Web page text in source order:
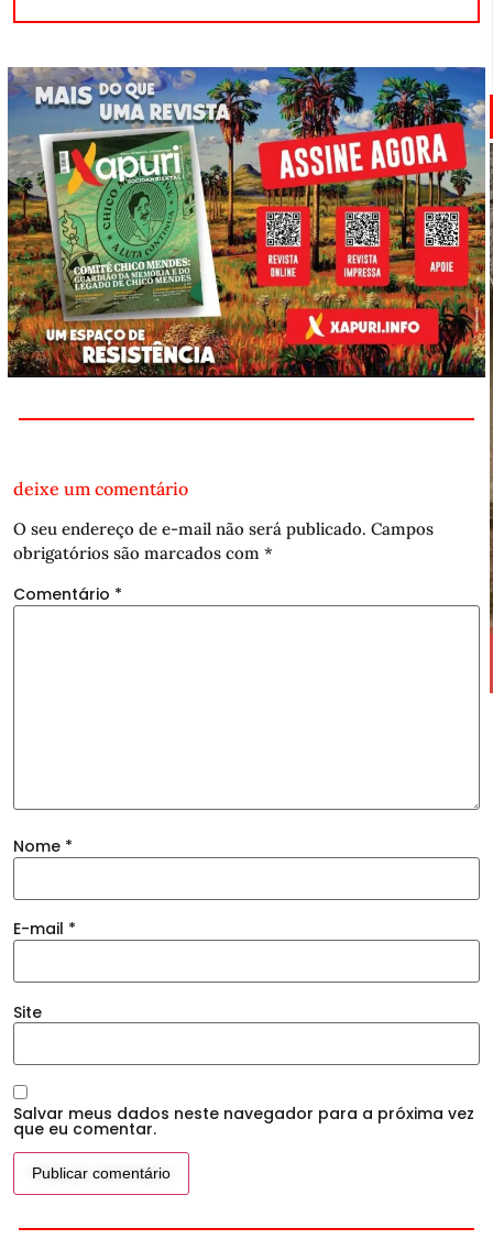
deixe um comentário
O seu endereço de e-mail não será publicado. Campos
obrigatórios são marcados com *
Comentário *
Nome *
E-mail *
Site
Salvar meus dados neste navegador para a próxima vez
que eu comentar.